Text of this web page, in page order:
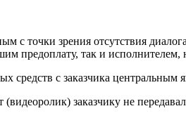
с точки зрения отсутствия
предоплату, так и
средств с заказчика
(видеоролик) заказчику не